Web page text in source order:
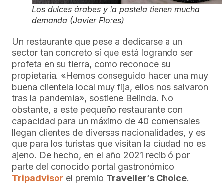
Los dulces árabes y la pastela tienen mucha
demanda (Javier Flores)
Un restaurante que pese a dedicarse a un
sector tan concreto sí que está logrando ser
profeta en su tierra, como reconoce su
propietaria. «Hemos conseguido hacer una muy
buena clientela local muy fija, ellos nos salvaron
tras la pandemia», sostiene Belinda. No
obstante, a este pequeño restaurante con
capacidad para un máximo de 40 comensales
llegan clientes de diversas nacionalidades, y es
que para los turistas que visitan la ciudad no es
ajeno. De hecho, en el año 2021 recibió por
parte del conocido portal gastronómico
Tripadvisor el premio Traveller’s Choice.